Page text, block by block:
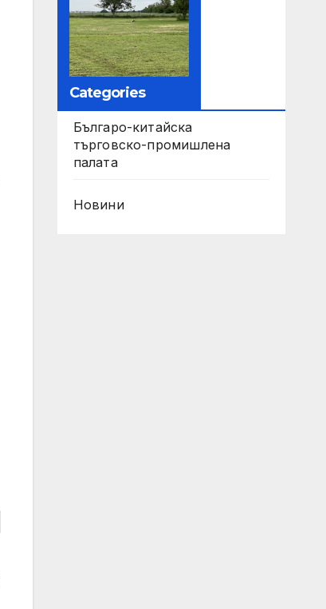
Categories
Българо-китайска
търговско-промишлена
палата
Новини